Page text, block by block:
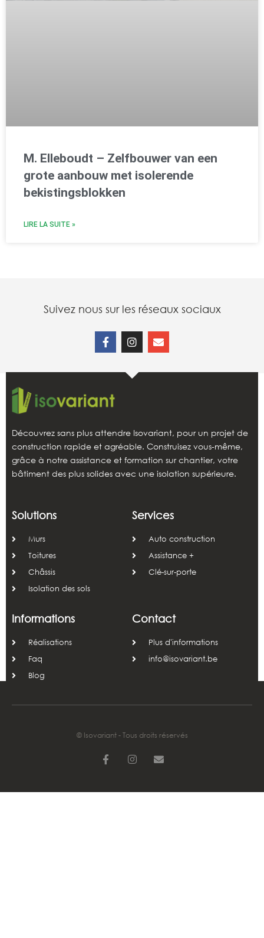
M. Elleboudt – Zelfbouwer van een
grote aanbouw met isolerende
bekistingsblokken
LIRE LA SUITE »
Suivez nous sur les réseaux sociaux
Découvrez sans plus attendre Isovariant, pour un projet de
construction rapide et agréable. Construisez vous-même,
grâce à notre assistance et formation sur chantier, votre
bâtiment des plus solides avec une isolation supérieure.
Solutions
Murs
Toitures
Châssis
Isolation des sols
Services
Auto construction
Assistance +
Clé-sur-porte
Informations
Réalisations
Faq
Blog
Contact
Plus d'informations
info@isovariant.be
© Isovariant - Tous droits réservés